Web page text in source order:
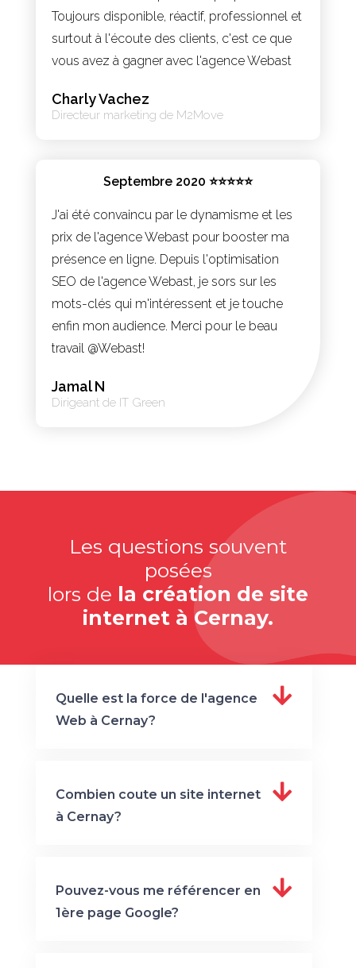
Toujours disponible, réactif, professionnel et
surtout à l'écoute des clients, c'est ce que
vous avez à gagner avec l'agence Webast
Charly Vachez
Directeur marketing de M2Move
Septembre 2020 ⭐⭐⭐⭐⭐
J'ai été convaincu par le dynamisme et les
prix de l'agence Webast pour booster ma
présence en ligne. Depuis l'optimisation
SEO de l'agence Webast, je sors sur les
mots-clés qui m'intéressent et je touche
enfin mon audience. Merci pour le beau
travail @Webast!
Jamal N
Dirigeant de IT Green
Les questions souvent
posées
lors de la création de site
internet à Cernay.
Quelle est la force de l'agence
Web à Cernay?
Combien coute un site internet
à Cernay?
Pouvez-vous me référencer en
1ère page Google?